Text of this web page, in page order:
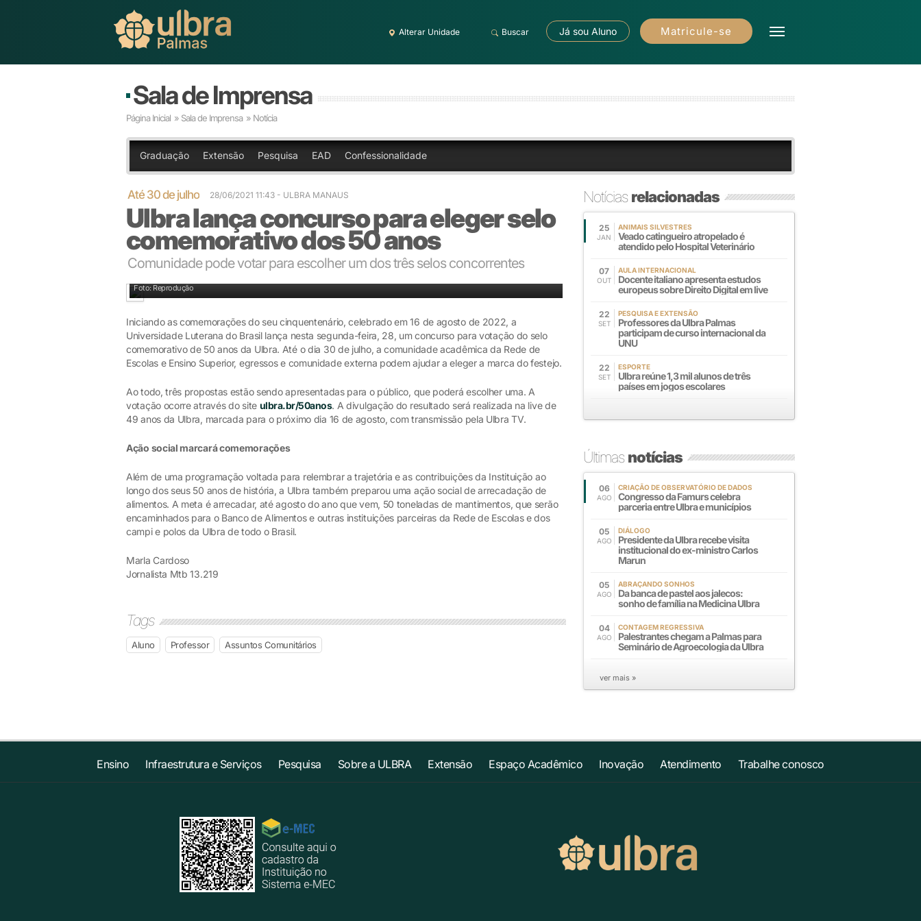
Alterar Unidade Buscar Já sou Aluno Matricule-se
Sala de Imprensa
Página Inicial » Sala de Imprensa » Notícia
Graduação Extensão Pesquisa EAD Confessionalidade
Até 30 de julho 28/06/2021 11:43 - ULBRA MANAUS
Ulbra lança concurso para eleger selo
comemorativo dos 50 anos
Comunidade pode votar para escolher um dos três selos concorrentes
Foto: Reprodução
Iniciando as comemorações do seu cinquentenário, celebrado em 16 de agosto de 2022, a
Universidade Luterana do Brasil lança nesta segunda-feira, 28, um concurso para votação do selo
comemorativo de 50 anos da Ulbra. Até o dia 30 de julho, a comunidade acadêmica da Rede de
Escolas e Ensino Superior, egressos e comunidade externa podem ajudar a eleger a marca do festejo.
Ao todo, três propostas estão sendo apresentadas para o público, que poderá escolher uma. A
votação ocorre através do site ulbra.br/50anos. A divulgação do resultado será realizada na live de
49 anos da Ulbra, marcada para o próximo dia 16 de agosto, com transmissão pela Ulbra TV.
Ação social marcará comemorações
Além de uma programação voltada para relembrar a trajetória e as contribuições da Instituição ao
longo dos seus 50 anos de história, a Ulbra também preparou uma ação social de arrecadação de
alimentos. A meta é arrecadar, até agosto do ano que vem, 50 toneladas de mantimentos, que serão
encaminhados para o Banco de Alimentos e outras instituições parceiras da Rede de Escolas e dos
campi e polos da Ulbra de todo o Brasil.
Marla Cardoso
Jornalista Mtb 13.219
Tags
Aluno Professor Assuntos Comunitários
Notíciasrelacionadas
25
JAN
ANIMAIS SILVESTRES
Veado catingueiro atropelado é
atendido pelo Hospital Veterinário
07
OUT
AULA INTERNACIONAL
Docente italiano apresenta estudos
europeus sobre Direito Digital em live
22
SET
PESQUISA E EXTENSÃO
Professores da Ulbra Palmas
participam de curso internacional da
UNU
22
SET
ESPORTE
Ulbra reúne 1,3 mil alunos de três
países em jogos escolares
Últimasnotícias
06
AGO
CRIAÇÃO DE OBSERVATÓRIO DE DADOS
Congresso da Famurs celebra
parceria entre Ulbra e municípios
05
AGO
DIÁLOGO
Presidente da Ulbra recebe visita
institucional do ex-ministro Carlos
Marun
05
AGO
ABRAÇANDO SONHOS
Da banca de pastel aos jalecos:
sonho de família na Medicina Ulbra
04
AGO
CONTAGEM REGRESSIVA
Palestrantes chegam a Palmas para
Seminário de Agroecologia da Ulbra
ver mais »
Ensino Infraestrutura e Serviços Pesquisa Sobre a ULBRA Extensão Espaço Acadêmico Inovação Atendimento Trabalhe conosco